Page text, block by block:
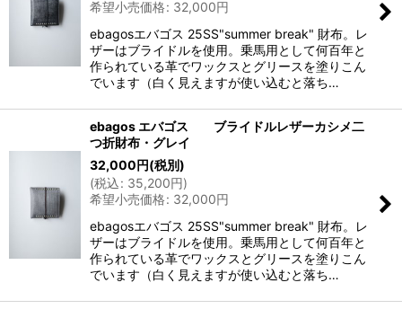
希望小売価格: 32,000円
ebagosエバゴス 25SS"summer break" 財布。レ
ザーはブライドルを使用。乗馬用として何百年と
作られている革でワックスとグリースを塗りこん
でいます（白く見えますが使い込むと落ち…
ebagos エバゴス ブライドルレザーカシメ二
つ折財布・グレイ
32,000円(税別)
(税込: 35,200円)
希望小売価格: 32,000円
ebagosエバゴス 25SS"summer break" 財布。レ
ザーはブライドルを使用。乗馬用として何百年と
作られている革でワックスとグリースを塗りこん
でいます（白く見えますが使い込むと落ち…